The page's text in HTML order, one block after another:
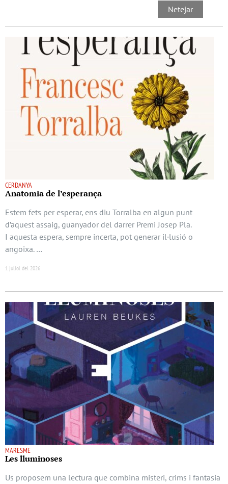
CERDANYA
Anatomia de l’esperança
Estem fets per esperar, ens diu Torralba en algun punt
d’aquest assaig, guanyador del darrer Premi Josep Pla.
I aquesta espera, sempre incerta, pot generar il·lusió o
angoixa. …
1 juliol del 2026
MARESME
Les lluminoses
Us proposem una lectura que combina misteri, crims i fantasia